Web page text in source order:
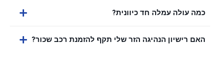
כמה עולה עמלה חד כיוונית?
האם רישיון הנהיגה הזר שלי תקף להזמנת רכב שכור?